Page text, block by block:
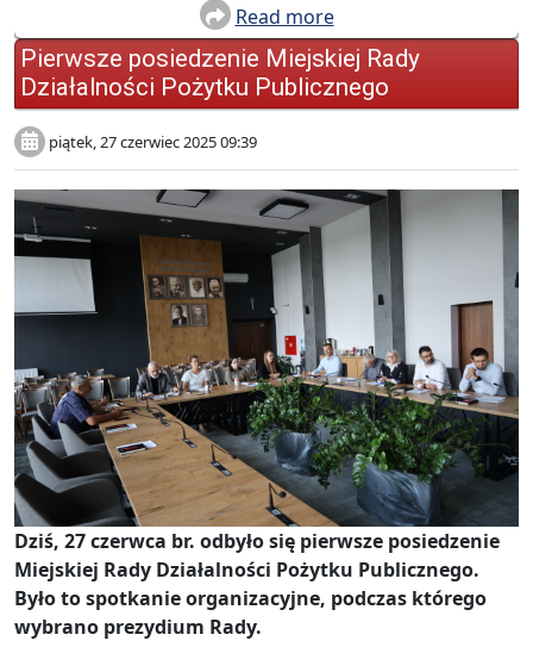
Read more
Pierwsze posiedzenie Miejskiej Rady
Działalności Pożytku Publicznego
piątek, 27 czerwiec 2025 09:39
Dziś, 27 czerwca br. odbyło się pierwsze posiedzenie
Miejskiej Rady Działalności Pożytku Publicznego.
Było to spotkanie organizacyjne, podczas którego
wybrano prezydium Rady.